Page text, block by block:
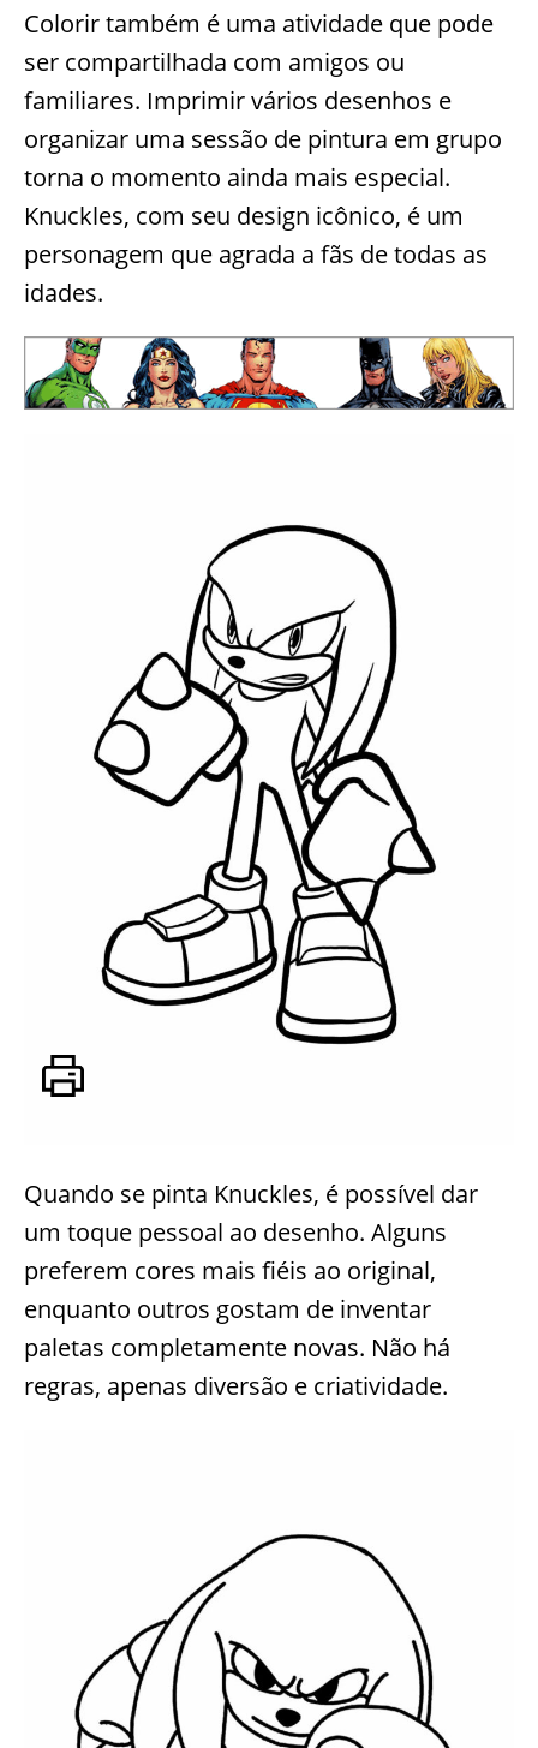
Colorir também é uma atividade que pode
ser compartilhada com amigos ou
familiares. Imprimir vários desenhos e
organizar uma sessão de pintura em grupo
torna o momento ainda mais especial.
Knuckles, com seu design icônico, é um
personagem que agrada a fãs de todas as
idades.
Quando se pinta Knuckles, é possível dar
um toque pessoal ao desenho. Alguns
preferem cores mais fiéis ao original,
enquanto outros gostam de inventar
paletas completamente novas. Não há
regras, apenas diversão e criatividade.